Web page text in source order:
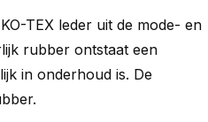
TEX leder uit de mode- en
rubber ontstaat een
in onderhoud is. De